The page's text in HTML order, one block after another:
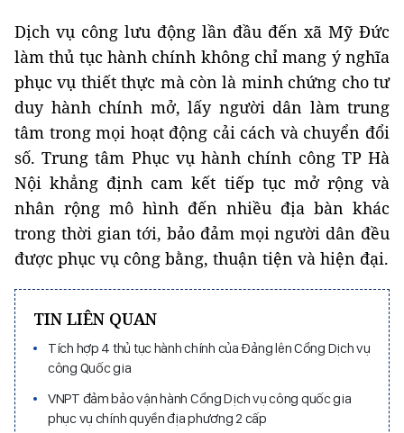
Dịch vụ công lưu động lần đầu đến xã Mỹ Đức
làm thủ tục hành chính không chỉ mang ý nghĩa
phục vụ thiết thực mà còn là minh chứng cho tư
duy hành chính mở, lấy người dân làm trung
tâm trong mọi hoạt động cải cách và chuyển đổi
số. Trung tâm Phục vụ hành chính công TP Hà
Nội khẳng định cam kết tiếp tục mở rộng và
nhân rộng mô hình đến nhiều địa bàn khác
trong thời gian tới, bảo đảm mọi người dân đều
được phục vụ công bằng, thuận tiện và hiện đại.
TIN LIÊN QUAN
Tích hợp 4 thủ tục hành chính của Đảng lên Cổng Dịch vụ
công Quốc gia
VNPT đảm bảo vận hành Cổng Dịch vụ công quốc gia
phục vụ chính quyền địa phương 2 cấp